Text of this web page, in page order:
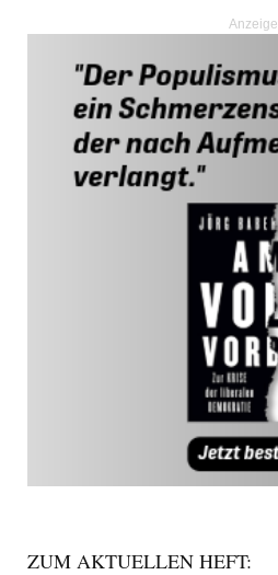
Anzeige
ZUM AKTUELLEN HEFT: